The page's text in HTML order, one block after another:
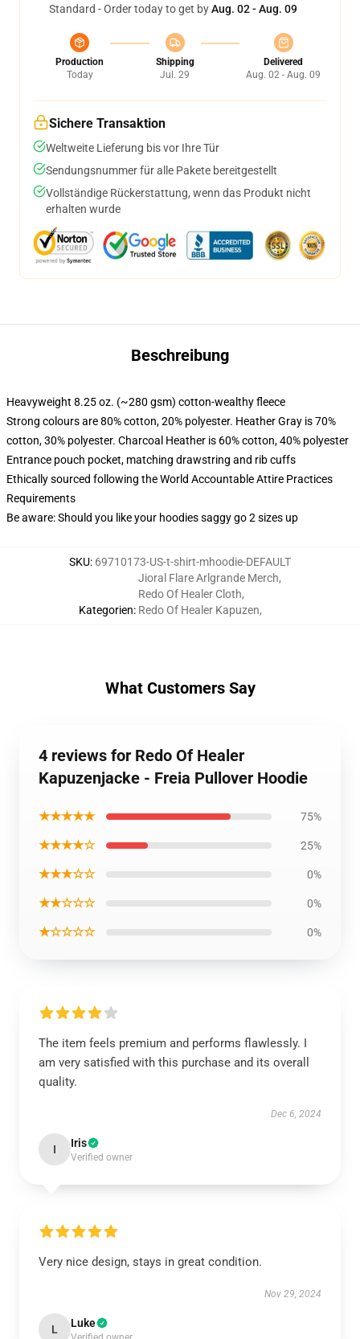
Standard - Order today to get byAug. 02 - Aug. 09
Production
Today
Shipping
Jul. 29
Delivered
Aug. 02 - Aug. 09
Sichere Transaktion
Weltweite Lieferung bis vor Ihre Tür
Sendungsnummer für alle Pakete bereitgestellt
Vollständige Rückerstattung, wenn das Produkt nicht
erhalten wurde
Beschreibung
Heavyweight 8.25 oz. (~280 gsm) cotton-wealthy fleece
Strong colours are 80% cotton, 20% polyester. Heather Gray is 70%
cotton, 30% polyester. Charcoal Heather is 60% cotton, 40% polyester
Entrance pouch pocket, matching drawstring and rib cuffs
Ethically sourced following the World Accountable Attire Practices
Requirements
Be aware: Should you like your hoodies saggy go 2 sizes up
SKU: 69710173-US-t-shirt-mhoodie-DEFAULT
Kategorien:
Jioral Flare Arlgrande Merch,
Redo Of Healer Cloth,
Redo Of Healer Kapuzen,
What Customers Say
4 reviews for Redo Of Healer
Kapuzenjacke - Freia Pullover Hoodie
★★★★★ 75%
★★★★☆ 25%
★★★☆☆ 0%
★★☆☆☆ 0%
★☆☆☆☆ 0%
The item feels premium and performs flawlessly. I
am very satisfied with this purchase and its overall
quality.
Dec 6, 2024
I Iris
Verified owner
Very nice design, stays in great condition.
Nov 29, 2024
L Luke